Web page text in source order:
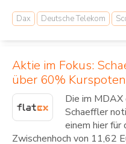
Dax Deutsche Telekom
Aktie im Fokus:
über 60%
Die im
Schaeffler
einem hier
Zwischenhoch von 11,62